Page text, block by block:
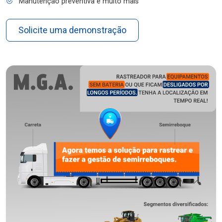
Solicite uma demonstração